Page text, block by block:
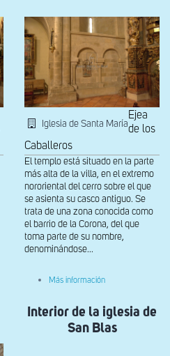
norte
la
cabecera
Iglesia de Santa María
Ejea
de los
Caballeros
El templo está situado en la parte
más alta de la villa, en el extremo
nororiental del cerro sobre el que
se asienta su casco antiguo. Se
trata de una zona conocida como
el barrio de la Corona, del que
toma parte de su nombre,
denominándose...
Más información
muro
norte
de
Interior de la iglesia de
San Blas